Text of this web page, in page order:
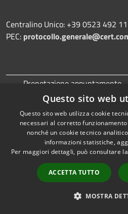
Centralino Unico: +39 0523 492
PEC:
Prenotazione appuntamento
Segnalazione disservizio
Leggi le FAQ
Richiesta assistenza
Attuazione Misure PNRR
Amministrazione trasparente
Questo sito web
Questo sito web utilizza cookie
necessari al corretto
nonché un cookie tecnico
informazioni statistiche,
Per maggiori dettagli, può consultare
ACCETTA TUTTO
MOSTRA